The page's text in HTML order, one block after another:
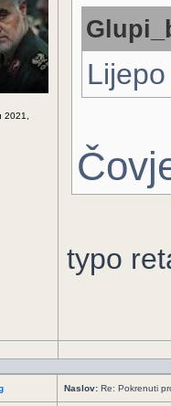
2021,
typo
Naslov: Re: Pokrenuti